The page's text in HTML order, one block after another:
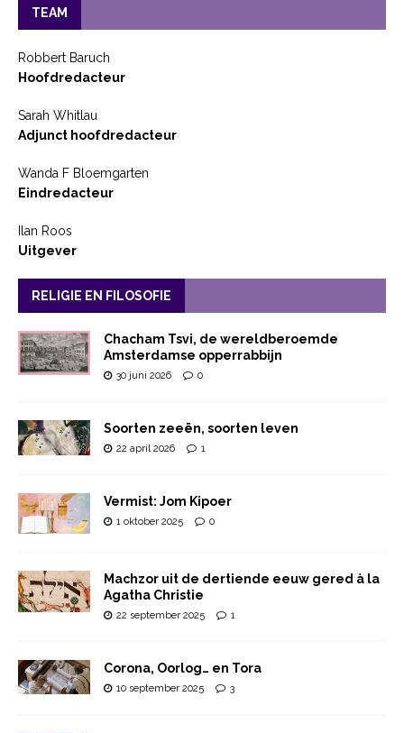
TEAM
Robbert Baruch
Hoofdredacteur
Sarah Whitlau
Adjunct hoofdredacteur
Wanda F Bloemgarten
Eindredacteur
Ilan Roos
Uitgever
RELIGIE EN FILOSOFIE
Chacham Tsvi, de wereldberoemde
Amsterdamse opperrabbijn
30 juni 2026 0
Soorten zeeën, soorten leven
22 april 2026 1
Vermist: Jom Kipoer
1 oktober 2025 0
Machzor uit de dertiende eeuw gered à la
Agatha Christie
22 september 2025 1
Corona, Oorlog… en Tora
10 september 2025 3